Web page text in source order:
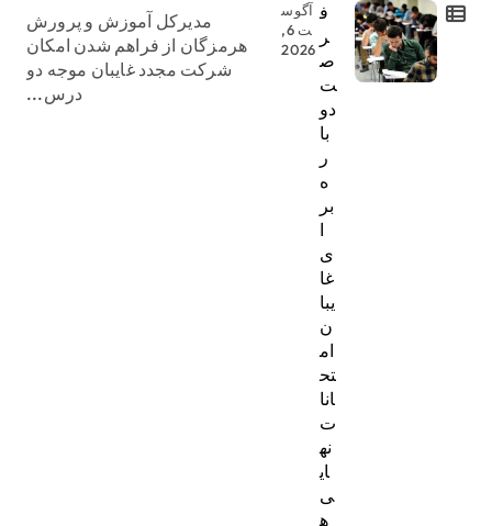
ف
ر
ص
ت
دو
با
ر
ه
بر
ا
ی
غا
یبا
ن
ام
تح
انا
ت
نه
ای
ی
ه
آگوس
ت 6,
2026
مدیرکل آموزش و پرورش
هرمزگان از فراهم شدن امکان
شرکت مجدد غایبان موجه دو
درس...